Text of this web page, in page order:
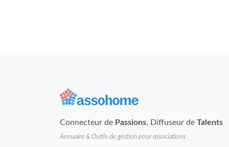
Connecteur de Passions, Diffuseur de Talents
Annuaire & Outils de gestion pour associations